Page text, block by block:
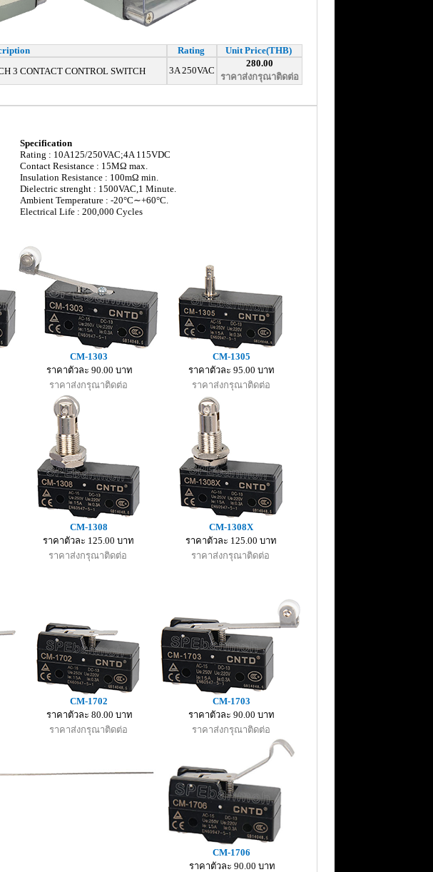
Rating
Unit Price(THB)
3 CONTACT CONTROL SWITCH 3A 250VAC
280.00
ราคาส่งกรุณาติดต่อ
Specification
Rating : 10A125/250VAC;4A 115VDC
Contact Resistance : 15MΩ max.
Insulation Resistance : 100mΩ min.
Dielectric strenght : 1500VAC,1 Minute.
Ambient Temperature : -20°C∼+60°C.
Electrical Life : 200,000 Cycles
CM-1303
CM-1305
ราคาตัวละ 90.00 บาท
ราคาส่งกรุณาติดต่อ
ราคาตัวละ 95.00 บาท
ราคาส่งกรุณาติดต่อ
CM-1308
CM-1308X
ราคาตัวละ 125.00 บาท
ราคาส่งกรุณาติดต่อ
ราคาตัวละ 125.00 บาท
ราคาส่งกรุณาติดต่อ
CM-1702
CM-1703
ราคาตัวละ 80.00 บาท
ราคาส่งกรุณาติดต่อ
ราคาตัวละ 90.00 บาท
ราคาส่งกรุณาติดต่อ
CM-1706
ราคาตัวละ 90.00 บาท